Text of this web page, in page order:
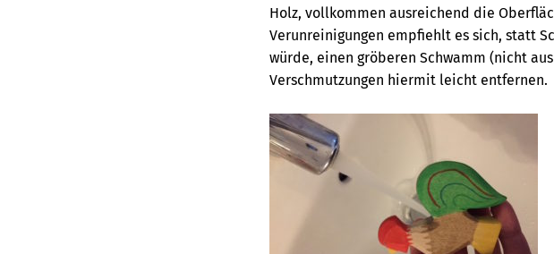
Holz, vollkommen ausreichend die
Verunreinigungen empfiehlt es sich, statt
würde, einen gröberen Schwamm (nicht
Verschmutzungen hiermit leicht entfernen.